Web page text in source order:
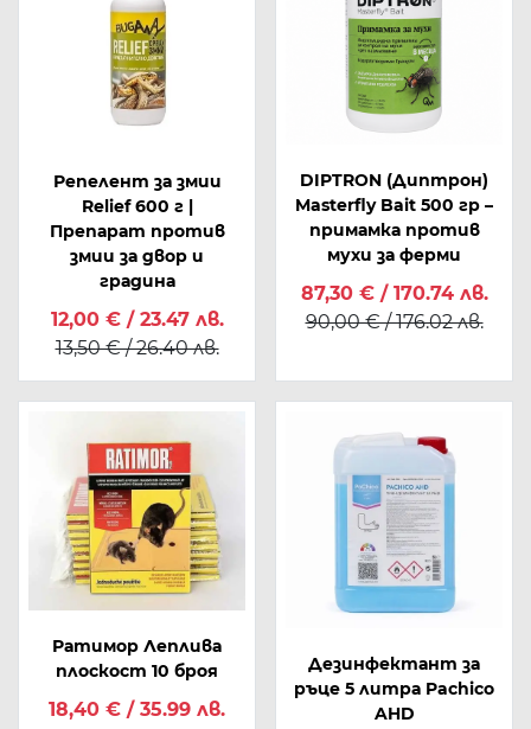
Репелент за змии
Relief 600 г |
Препарат против
змии за двор и
градина
12,00 € / 23.47 лв.
13,50 € / 26.40 лв.
DIPTRON (Диптрон)
Masterfly Bait 500 гр –
примамка против
мухи за ферми
87,30 € / 170.74 лв.
90,00 € / 176.02 лв.
Ратимор Леплива
плоскост 10 броя
18,40 € / 35.99 лв.
Дезинфектант за
ръце 5 литра Pachico
AHD